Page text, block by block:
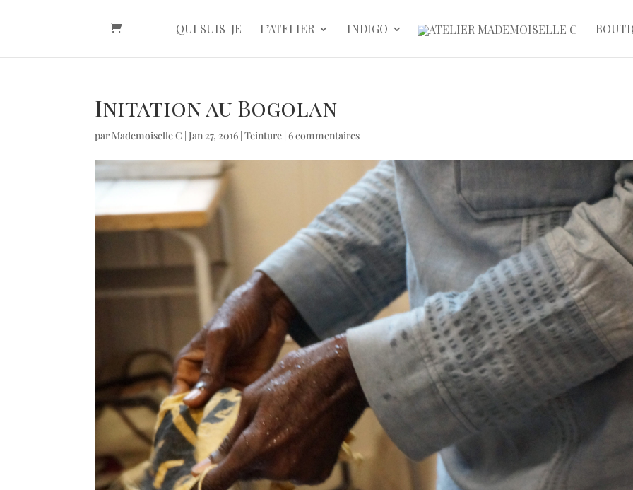
QUI SUIS-JE L’ATELIER INDIGO
Initation au Bogolan
par Mademoiselle C |Jan 27, 2016 |Teinture |6 commentaires